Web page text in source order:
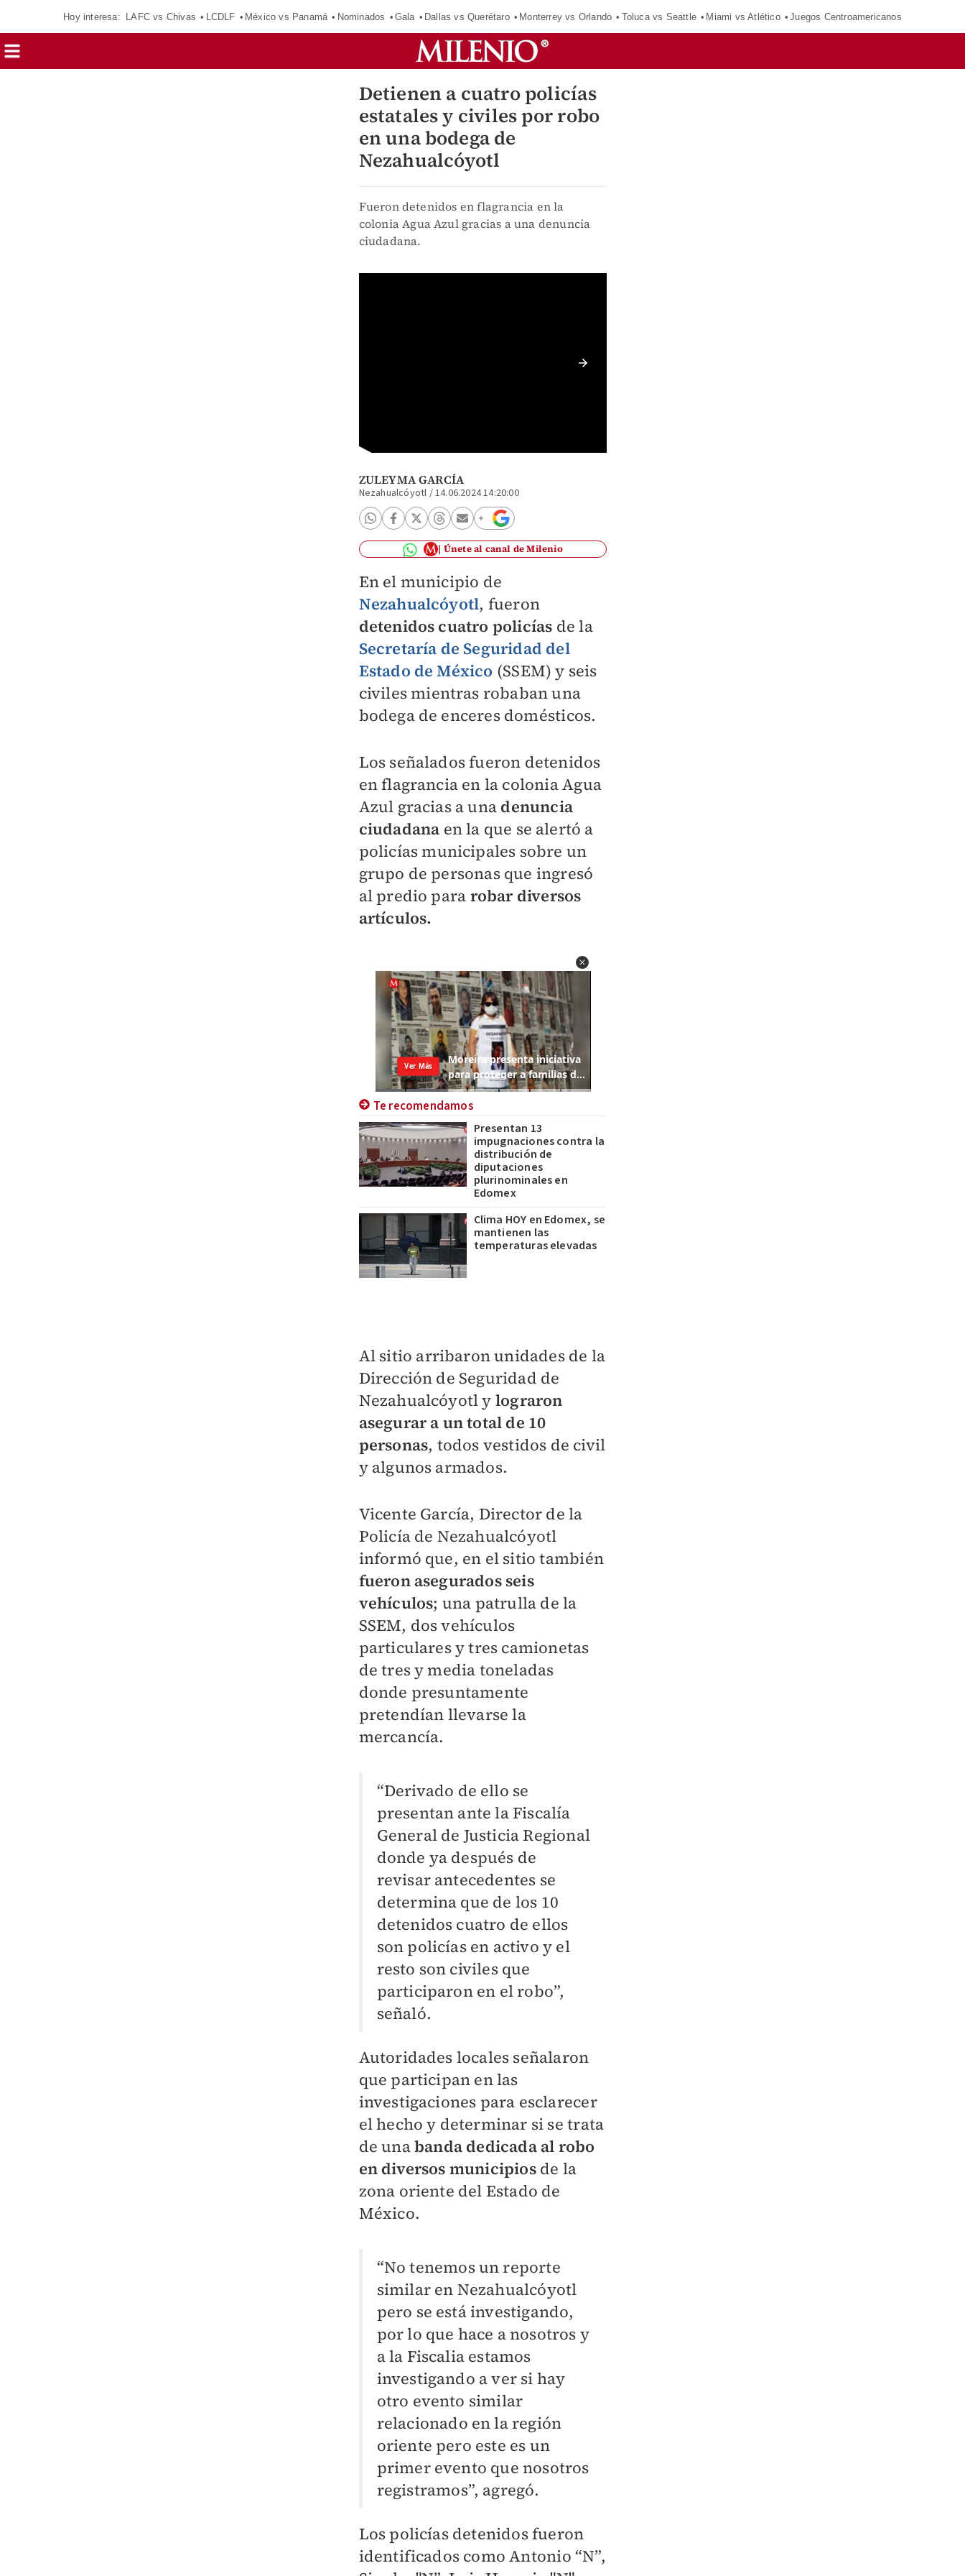
Hoy interesa: LAFC vs Chivas LCDLF México vs Panamá Nominados Gala Dallas vs Querétaro Monterrey vs Orlando Toluca vs Seattle Miami vs Atlético Juegos Centroamericanos
Detienen a cuatro policías
estatales y civiles por robo
en una bodega de
Nezahualcóyotl
Fueron detenidos en flagrancia en la
colonia Agua Azul gracias a una denuncia
ciudadana.
ZULEYMA GARCÍA
Nezahualcóyotl /14.06.2024 14:20:00
Únete al canal de Milenio
En el municipio de
Nezahualcóyotl, fueron
detenidos cuatro policías de la
Secretaría de Seguridad del
Estado de México (SSEM) y seis
civiles mientras robaban una
bodega de enceres domésticos.
Los señalados fueron detenidos
en flagrancia en la colonia Agua
Azul gracias a una denuncia
ciudadana en la que se alertó a
policías municipales sobre un
grupo de personas que ingresó
al predio para robar diversos
artículos.
Te recomendamos
Presentan 13
impugnaciones contra la
distribución de
diputaciones
plurinominales en
Edomex
Clima HOY en Edomex, se
mantienen las
temperaturas elevadas
Al sitio arribaron unidades de la
Dirección de Seguridad de
Nezahualcóyotl y lograron
asegurar a un total de 10
personas, todos vestidos de civil
y algunos armados.
Vicente García, Director de la
Policía de Nezahualcóyotl
informó que, en el sitio también
fueron asegurados seis
vehículos; una patrulla de la
SSEM, dos vehículos
particulares y tres camionetas
de tres y media toneladas
donde presuntamente
pretendían llevarse la
mercancía.
“Derivado de ello se
presentan ante la Fiscalía
General de Justicia Regional
donde ya después de
revisar antecedentes se
determina que de los 10
detenidos cuatro de ellos
son policías en activo y el
resto son civiles que
participaron en el robo”,
señaló.
Autoridades locales señalaron
que participan en las
investigaciones para esclarecer
el hecho y determinar si se trata
de unabanda dedicada al robo
en diversos municipiosde la
zona oriente del Estado de
México.
“No tenemos un reporte
similar en Nezahualcóyotl
pero se está investigando,
por lo que hace a nosotros y
a la Fiscalia estamos
investigando a ver si hay
otro evento similar
relacionado en la región
oriente pero este es un
primer evento que nosotros
registramos”, agregó.
Los policías detenidos fueron
identificados como Antonio “N”,